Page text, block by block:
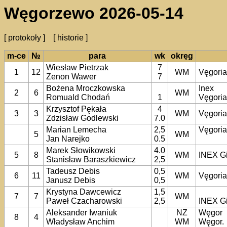
Węgorzewo 2026-05-14
[ protokoły ] [ historie ]
m-ce № para wk
okręg
1
12
Wiesław Pietrzak 7
WM
Zenon Wawer
7
2
6
Bożena Mroczkowska
WM
Inex
Romuald Chodań
1
3
3
Krzysztof Pękała 4
WM
Zdzisław Godlewski
7.0
5
Marian Lemecha 2,5
WM
Jan Narejko
0.5
5
8
Marek Słowikowski 4.0
WM INEX
Stanisław Baraszkiewicz
2,5
6
11
Tadeusz Debis 0,5
WM
Janusz Debis
0,5
7
7
Krystyna Dawcewicz 1,5
WM
Paweł Czacharowski 2,5
INEX
8
4
Aleksander Iwaniuk NZ
Węgor
Władysław Anchim
WM
Węgor.